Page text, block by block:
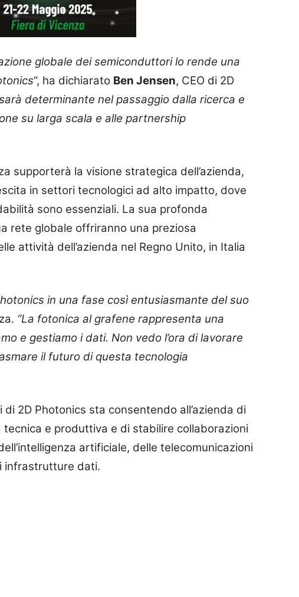
globale dei semiconduttori lo rende una
“, ha dichiarato Ben Jensen, CEO di 2D
determinante nel passaggio dalla ricerca e
su larga scala e alle partnership
supporterà la visione strategica dell’azienda,
in settori tecnologici ad alto impatto, dove
sono essenziali. La sua profonda
rete globale offriranno una preziosa
attività dell’azienda nel Regno Unito, in Italia
in una fase così entusiasmante del suo
“La fotonica al grafene rappresenta una
e gestiamo i dati. Non vedo l’ora di lavorare
il futuro di questa tecnologia
2D Photonics sta consentendo all’azienda di
e produttiva e di stabilire collaborazioni
artificiale, delle telecomunicazioni
infrastrutture dati.